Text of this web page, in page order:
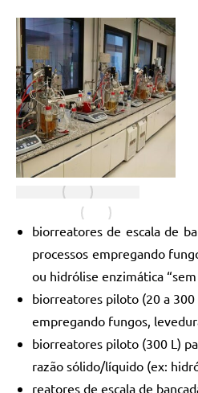
biorreatores de escala de
processos empregando
ou hidrólise enzimática “sem
biorreatores piloto (20 a 300
empregando fungos,
biorreatores piloto (300 L)
razão sólido/líquido (ex:
reatores de escala de